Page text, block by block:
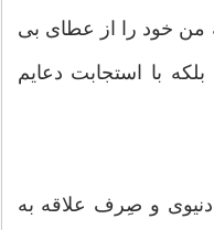
من خود را از عطاى بى‏
بلکه با استجابت دعایم
و صِرف علاقه به